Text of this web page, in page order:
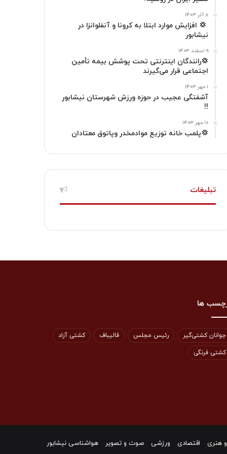
ا
م
۸ آذر ۱۴۰۳
‍ 💢 افزایش موارد ابتلا به کرونا و آنفلوانزا در
نیشابور
۹ اسفند ۱۴۰۳
💢رانندگان اینترنتی تحت پوشش بیمه تأمین
اجتماعی قرار می‌گیرند
۱ مهر ۱۴۰۳
آشفتگی عجیب در حوزه ورزش شهرستان نیشابور
!!
۱۰ مهر ۱۴۰۳
💢پلمب خانه توزیع موادمخدر وپاتوق معتادان
تبلیغات
ها
جوانان کشتی‌گیر رئیس مجلس قالیباف کشتی آزاد
کشتی فرنگی
هنری اقتصادی ورزشی صوت و تصویر هواشناسی نیشابور